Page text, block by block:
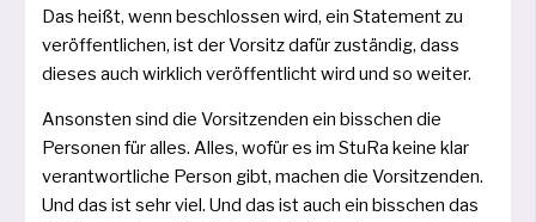
Das heißt, wenn beschlos­sen wird, ein Statement zu
ver­öf­fent­li­chen, ist der Vorsitz dafür zustän­dig, dass
die­ses auch wirk­lich ver­öf­fent­licht wird und so weiter.
Ansonsten sind die Vorsitzenden ein biss­chen die
Personen für alles. Alles, wofür es im StuRa kei­ne klar
ver­ant­wort­li­che Person gibt, machen die Vorsitzenden.
Und das ist sehr viel. Und das ist auch ein biss­chen das